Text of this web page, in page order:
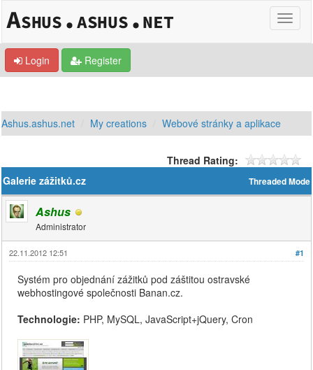
Login Register
Ashus.ashus.net My creations Webové stránky a aplikace
Thread Rating:
Threaded Mode
Galerie zážitků.cz
Ashus
Administrator
#1
22.11.2012 12:51
Systém pro objednání zážitků pod záštitou ostravské
webhostingové společnosti Banan.cz.
Technologie: PHP, MySQL, JavaScript+jQuery, Cron